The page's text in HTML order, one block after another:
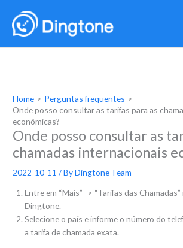
content
Home
Perguntas frequentes
Onde posso consultar as tarifas para as
econômicas?
Onde posso consultar as
chamadas internacionais
2022-10-11/ ByDingtone Team
Entre em “Mais” -> “Tarifas das
Dingtone.
Selecione o país e informe o número do
a tarifa de chamada exata.